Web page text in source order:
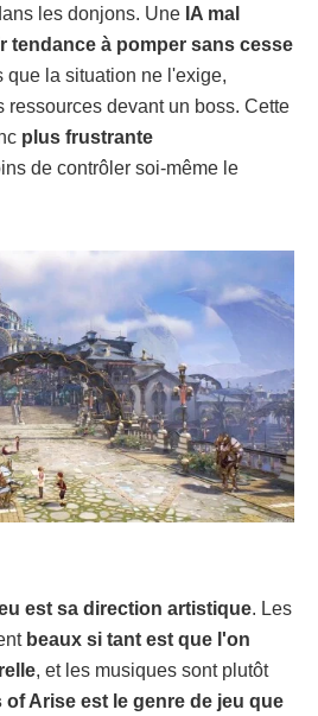
les donjons. Une IA mal
tendance à pomper sans cesse
que la situation ne l'exige,
ressources devant un boss. Cette
plus frustrante
de contrôler soi-même le
est sa direction artistique. Les
beaux si tant est que l'on
, et les musiques sont plutôt
of Arise est le genre de jeu que